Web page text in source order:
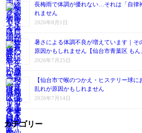
長梅雨で体調が優れない…それは「自律
れません
2026年8月1日
暑さによる体調不良が増えています｜そ
原因かもしれません【仙台市青葉区 もん
2026年7月25日
【仙台市で喉のつかえ・ヒステリー球
乱れが原因かもしれません
2026年7月14日
カテゴリー